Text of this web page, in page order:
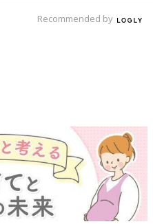
Recommended by
【ワクチン接種